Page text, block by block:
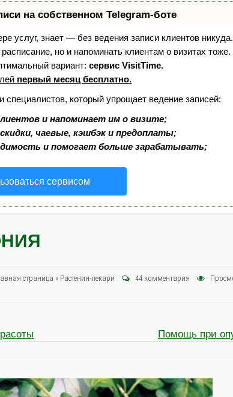
на собственном Telegram-боте
услуг, знает — без ведения записи клиентов
но и напоминать клиентам о визитах
вариант:сервис VisitTime.
первый месяц бесплатно.
специалистов, который упрощает ведение записей:
и напоминает им о визите;
чаевые, кэшбэк и предоплаты;
и помогает больше зарабатывать;
сервисом
страница » Растения-лекари 44 комментария
Помощь при